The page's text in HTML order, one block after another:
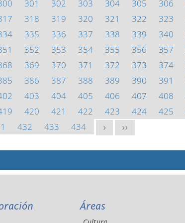
301 302 303 304 305 306
318 319 320 321 322 323
335 336 337 338 339 340
352 353 354 355 356 357
369 370 371 372 373 374
386 387 388 389 390 391
403 404 405 406 407 408
420 421 422 423 424 425
432 433 434 > >>
Áreas